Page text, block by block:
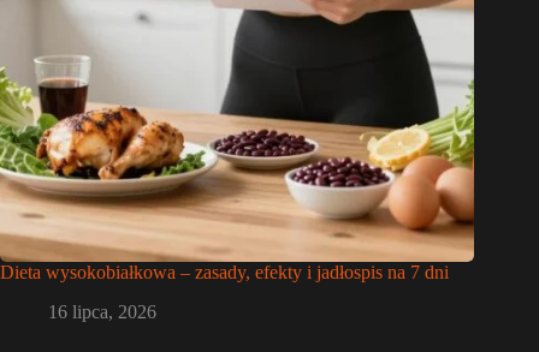
Dieta wysokobiałkowa – zasady, efekty i jadłospis na 7 dni
16 lipca, 2026